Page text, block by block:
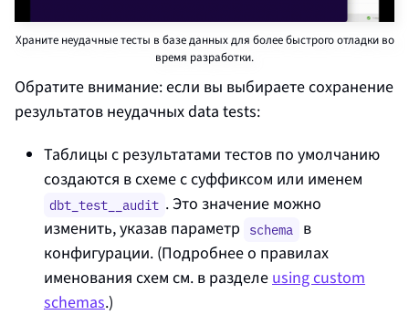
Храните неудачные тесты в базе данных для более быстрого отладки во
время разработки.
Обратите внимание: если вы выбираете сохранение
результатов неудачных data tests:
Таблицы с результатами тестов по умолчанию
создаются в схеме с суффиксом или именем
dbt_test__audit . Это значение можно
изменить, указав параметр schema в
конфигурации. (Подробнее о правилах
именования схем см. в разделе using custom
schemas.)